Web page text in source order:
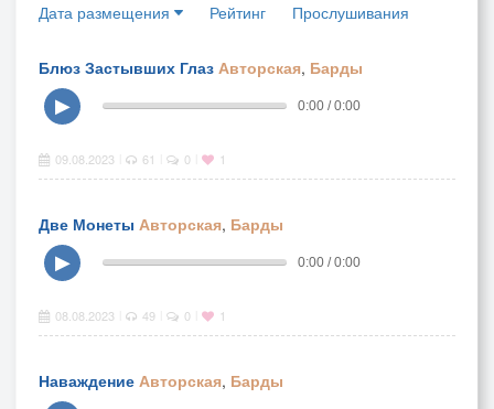
Дата размещения Рейтинг Прослушивания
Блюз Застывших Глаз Авторская, Барды
▶
0:00 / 0:00
09.08.2023 61 0 1
Две Монеты Авторская, Барды
▶
0:00 / 0:00
08.08.2023 49 0 1
Наваждение Авторская, Барды